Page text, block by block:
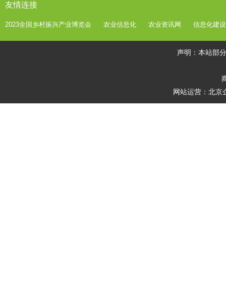
友情连接
2023全国乡村振兴产业博览会 农业信息化 农业资讯网 信息化建设
声明：本站部
网站运营：北